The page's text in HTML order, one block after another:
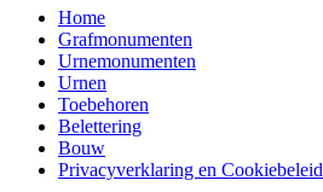
Home
Grafmonumenten
Urnemonumenten
Urnen
Toebehoren
Belettering
Bouw
Privacyverklaring en Cookiebeleid